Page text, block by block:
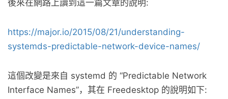
後來在網路上讀到這一篇文章的說明:
https://major.io/2015/08/21/understanding-
systemds-predictable-network-device-names/
這個改變是來自 systemd 的 “Predictable Network
Interface Names”，其在 Freedesktop 的說明如下: